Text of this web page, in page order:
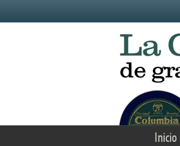
Inicio